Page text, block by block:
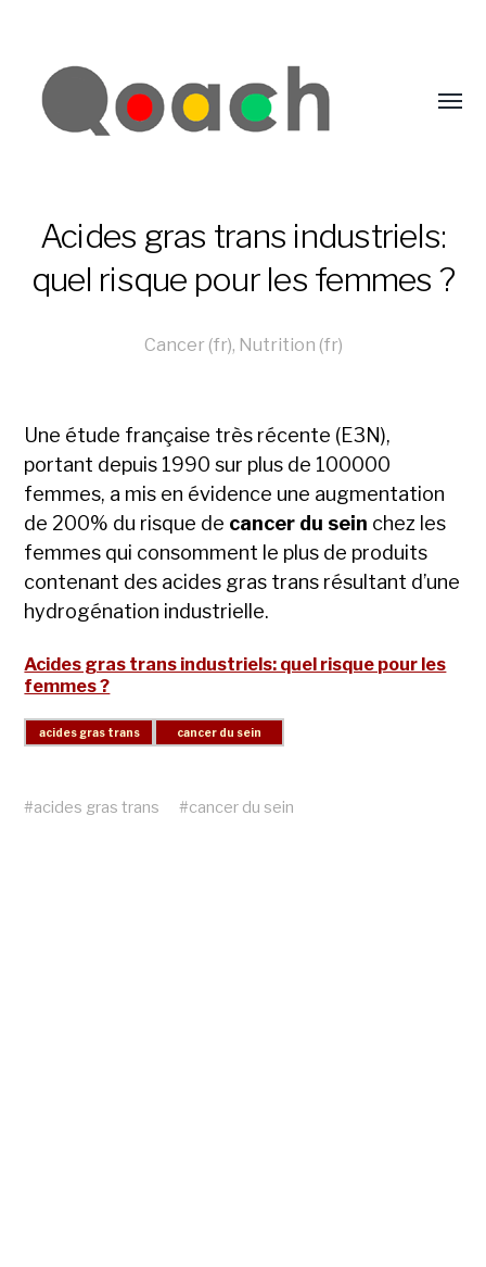
Acides gras trans industriels:
quel risque pour les femmes ?
Cancer (fr), Nutrition (fr)
Une étude française très récente (E3N),
portant depuis 1990 sur plus de 100000
femmes, a mis en évidence une augmentation
de 200% du risque de cancer du sein chez les
femmes qui consomment le plus de produits
contenant des acides gras trans résultant d’une
hydrogénation industrielle.
Acides gras trans industriels: quel risque pour les
femmes ?
#acides gras trans #cancer du sein